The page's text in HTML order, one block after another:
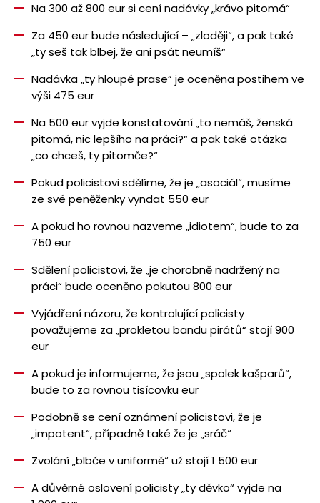
Na 300 až 800 eur si cení nadávky „krávo pitomá“
Za 450 eur bude následující – „zloději“, a pak také
„ty seš tak blbej, že ani psát neumíš“
Nadávka „ty hloupé prase“ je oceněna postihem ve
výši 475 eur
Na 500 eur vyjde konstatování „to nemáš, ženská
pitomá, nic lepšího na práci?“ a pak také otázka
„co chceš, ty pitomče?“
Pokud policistovi sdělíme, že je „asociál“, musíme
ze své peněženky vyndat 550 eur
A pokud ho rovnou nazveme „idiotem“, bude to za
750 eur
Sdělení policistovi, že „je chorobně nadržený na
práci“ bude oceněno pokutou 800 eur
Vyjádření názoru, že kontrolující policisty
považujeme za „prokletou bandu pirátů“ stojí 900
eur
A pokud je informujeme, že jsou „spolek kašparů“,
bude to za rovnou tisícovku eur
Podobně se cení oznámení policistovi, že je
„impotent“, případně také že je „sráč“
Zvolání „blbče v uniformě“ už stojí 1 500 eur
A důvěrné oslovení policisty „ty děvko“ vyjde na